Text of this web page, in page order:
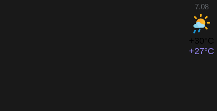
7.08
+30°C
+27°C